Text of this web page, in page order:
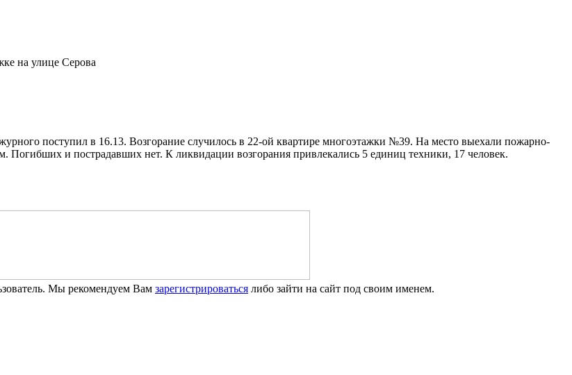
на улице Серова
поступил в 16.13. Возгорание случилось в 22-ой квартире многоэтажки №39. На место выехали пожарно-
и пострадавших нет. К ликвидации возгорания привлекались 5 единиц техники, 17 человек.
Мы рекомендуем Вам зарегистрироваться либо зайти на сайт под своим именем.